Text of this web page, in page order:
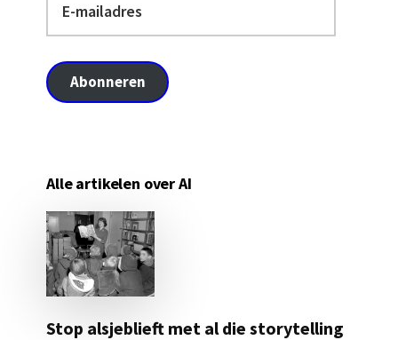
mailadres
Abonneren
Alle artikelen over AI
Stop alsjeblieft met al die storytelling